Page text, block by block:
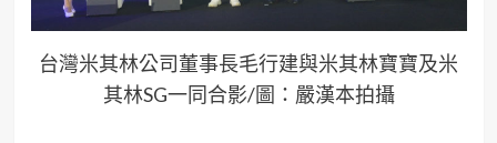
台灣米其林公司董事長毛行建與米其林寶寶及米
其林SG一同合影/圖：嚴漢本拍攝